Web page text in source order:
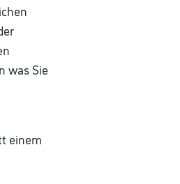
was Sie
einem